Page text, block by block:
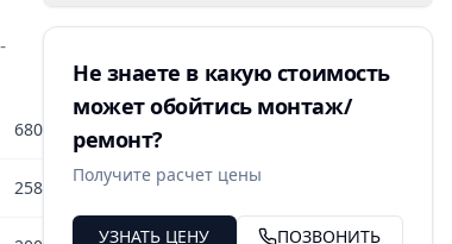
680
258
Не знаете в какую стоимость
может обойтись монтаж/
ремонт?
Получите расчет цены
УЗНАТЬ ЦЕНУ ПОЗВОНИТЬ